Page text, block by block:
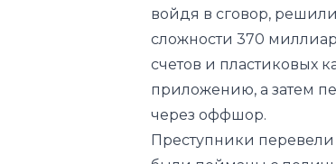
войдя в сговор,
сложности 370
счетов и пластиковых
приложению, а затем
через оффшор.
Преступники